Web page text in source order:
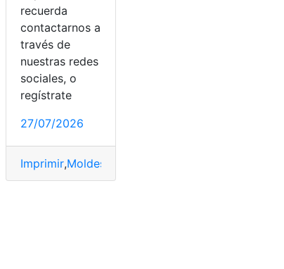
recuerda
contactarnos a
través de
nuestras redes
sociales, o
regístrate
27/07/2026
Imprimir,Moldes